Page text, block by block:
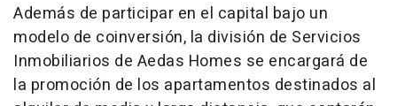
Además de participar en el capital bajo un
modelo de coinversión, la división de Servicios
Inmobiliarios de Aedas Homes se encargará de
la promoción de los apartamentos destinados al